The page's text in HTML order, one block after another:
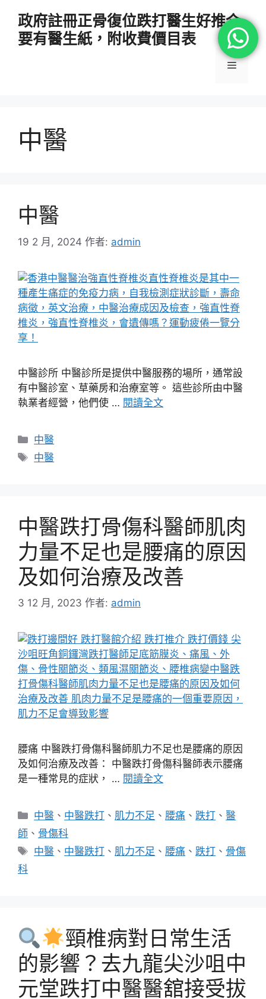
政府註冊正骨復位跌打醫生好推介
要有醫生紙，附收費價目表
選
中醫
中醫
19 2 月, 2024 作者: admin
中醫診所 中醫診所是提供中醫服務的場所，通常設
有中醫診室、草藥房和治療室等。 這些診所由中醫
執業者經營，他們使 … 閱讀全文
分
類
中醫
標
中醫
中醫跌打骨傷科醫師肌肉
力量不足也是腰痛的原因
及如何治療及改善
3 12 月, 2023 作者: admin
腰痛 中醫跌打骨傷科醫師肌力不足也是腰痛的原因
及如何治療及改善： 中醫跌打骨傷科醫師表示腰痛
是一種常見的症狀， … 閱讀全文
分
類
中醫 、 中醫跌打 、 肌力不足 、 腰痛 、跌打 、醫
師 、 骨傷科
標
中醫 、 中醫跌打 、 肌力不足 、 腰痛 、跌打 、 骨傷
科
頸椎病對日常生活
的影響？去九龍尖沙咀中
元堂跌打中醫醫舘接受拔